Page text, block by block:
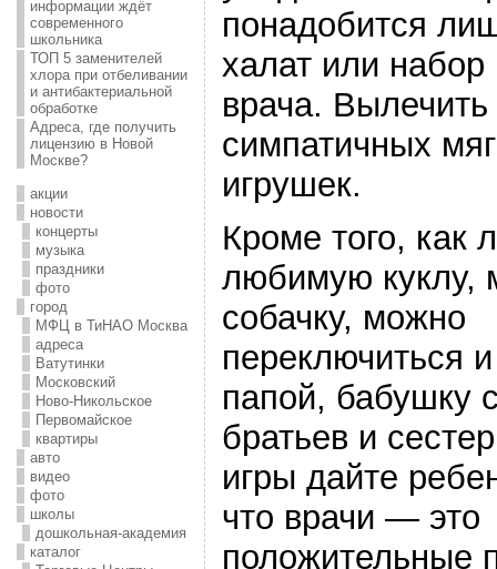
информации ждёт
современного
школьника
ТОП 5 заменителей
хлора при отбеливании
и антибактериальной
обработке
Адреса, где получить
лицензию в Новой
Москве?
акции
новости
концерты
музыка
праздники
фото
город
МФЦ в ТиНАО Москва
адреса
Ватутинки
Московский
Ново-Никольское
Первомайское
квартиры
авто
видео
фото
школы
дошкольная-академия
каталог
понадобится
халат или набор
врача.
симпатичных
игрушек.
Кроме того, как
любимую куклу,
собачку, можно
переключиться
папой, бабушку
братьев и
игры дайте
что врачи — это
положительные